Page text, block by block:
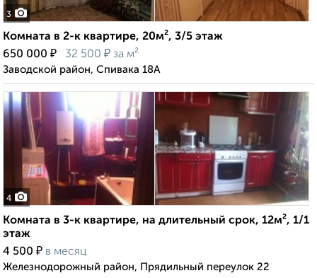
3
Комната в 2-к квартире, 20м², 3/5 этаж
650 000 ₽ 32 500 ₽ за м²
Заводской район, Спивака 18А
4
Комната в 3-к квартире, на длительный срок, 12м², 1/1
этаж
4 500 ₽ в месяц
Железнодорожный район, Прядильный переулок 22